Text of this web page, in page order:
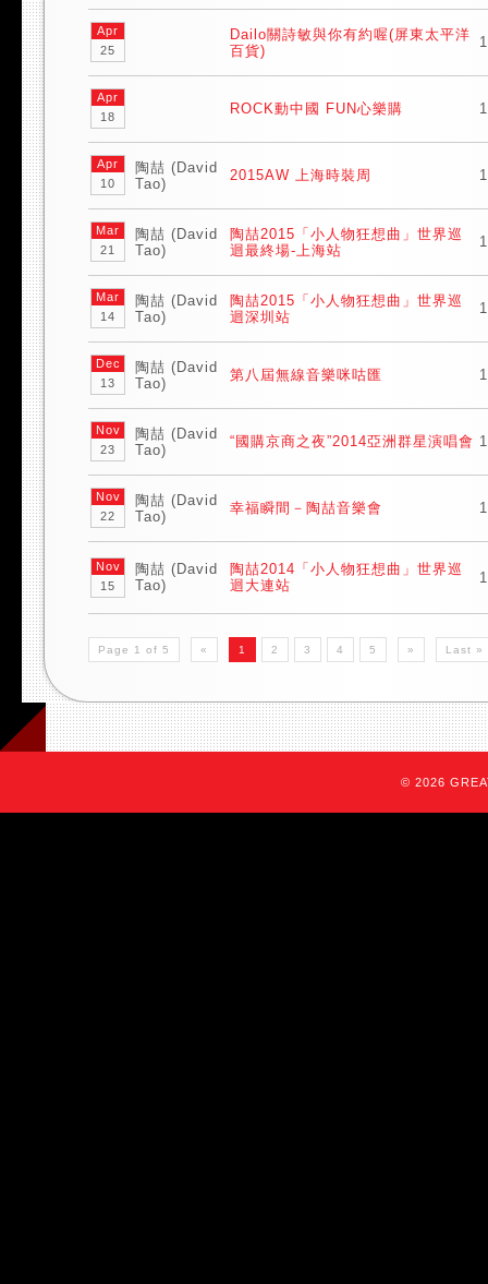
Apr
25
Dailo關詩敏與你有約喔(屏東太平洋
百貨)
Apr
18
ROCK動中國 FUN心樂購
Apr
10
陶喆 (David
Tao)
2015AW 上海時裝周
Mar
21
陶喆 (David
Tao)
陶喆2015「小人物狂想曲」世界巡
迴最終場-上海站
Mar
14
陶喆 (David
Tao)
陶喆2015「小人物狂想曲」世界巡
迴深圳站
Dec
13
陶喆 (David
Tao)
第八屆無線音樂咪咕匯
Nov
23
陶喆 (David
Tao)
“國購京商之夜”2014亞洲群星演唱會
Nov
22
陶喆 (David
Tao)
幸福瞬間－陶喆音樂會
Nov
15
陶喆 (David
Tao)
陶喆2014「小人物狂想曲」世界巡
迴大連站
Page 1 of 5 « 1 2 3 4 5 » Last »
© 2026